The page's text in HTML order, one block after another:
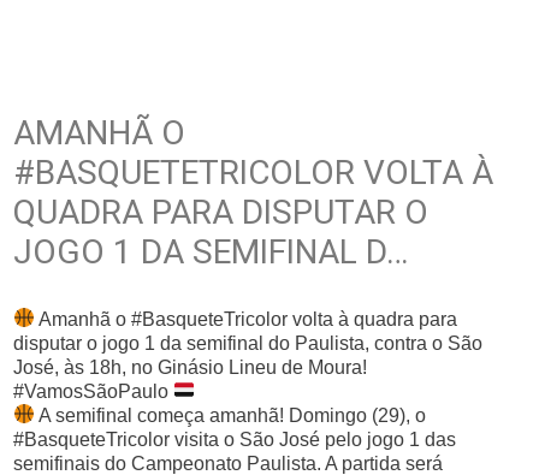
AMANHÃ O
#BASQUETETRICOLOR VOLTA À
QUADRA PARA DISPUTAR O
JOGO 1 DA SEMIFINAL D…
Amanhã o #BasqueteTricolor volta à quadra para
disputar o jogo 1 da semifinal do Paulista, contra o São
José, às 18h, no Ginásio Lineu de Moura!
#VamosSãoPaulo
A semifinal começa amanhã! Domingo (29), o
#BasqueteTricolor visita o São José pelo jogo 1 das
semifinais do Campeonato Paulista. A partida será